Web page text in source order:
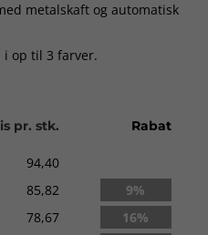
metalskaft og automatisk
i op til 3 farver.
pr. stk. Rabat
94,40
85,82
9%
78,67
16%